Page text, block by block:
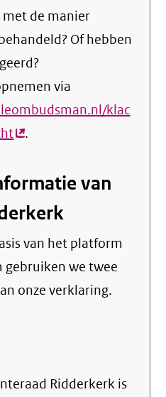
de manier
Of hebben
via
klac
(externe
.
van
van het platform
gebruiken we twee
onze verklaring.
Ridderkerk is